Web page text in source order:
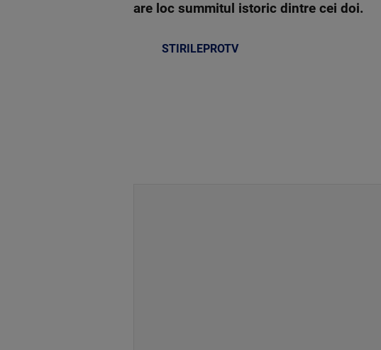
are loc summitul istoric dintre cei doi.
STIRILEPROTV